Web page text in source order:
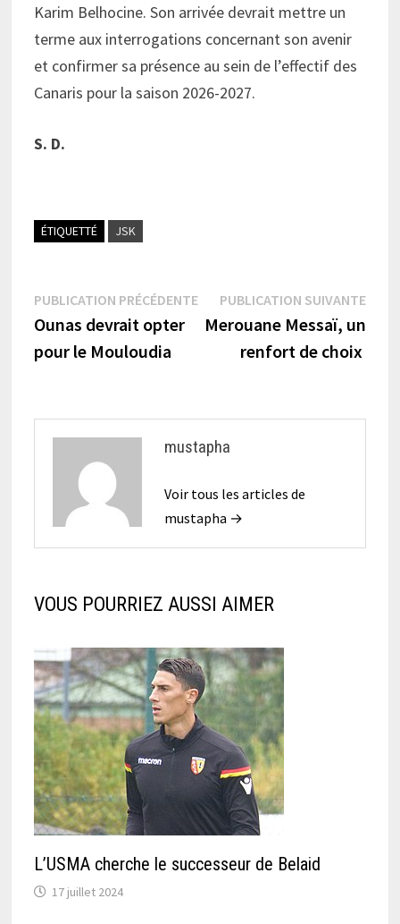
Karim Belhocine. Son arrivée devrait mettre un
terme aux interrogations concernant son avenir
et confirmer sa présence au sein de l’effectif des
Canaris pour la saison 2026-2027.
S. D.
ÉTIQUETTÉ JSK
Navigation
de
l’article
PUBLICATION PRÉCÉDENTEPublication
précédente :
Ounas devrait opter
pour le Mouloudia
PUBLICATION SUIVANTE
Merouane Messaï, un
renfort de choix
mustapha
Voir tous les articles de
mustapha →
VOUS POURRIEZ AUSSI AIMER
L’USMA cherche le successeur de Belaid
17 juillet 2024